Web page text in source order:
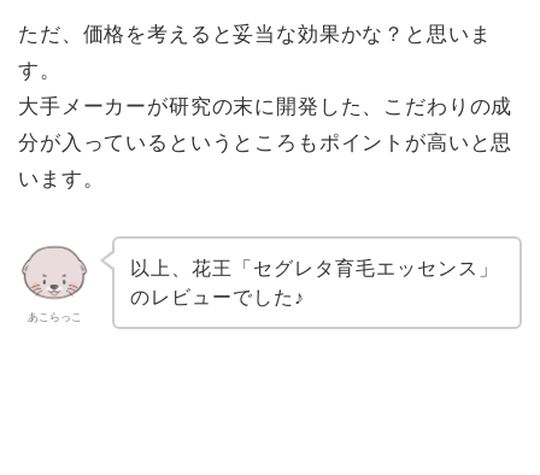
ただ、価格を考えると妥当な効果かな？と思いま
す。
大手メーカーが研究の末に開発した、こだわりの成
分が入っているというところもポイントが高いと思
います。
あこらっこ
以上、花王「セグレタ育毛エッセンス」
のレビューでした♪